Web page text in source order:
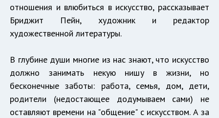
отношения и влюбиться в искусство, рассказывает
Бриджит Пейн, художник и редактор
художественной литературы.
В глубине души многие из нас знают, что искусство
должно занимать некую нишу в жизни, но
бесконечные заботы: работа, семья, дом, дети,
родители (недостающее додумываем сами) не
оставляют времени на "общение" с искусством. А за